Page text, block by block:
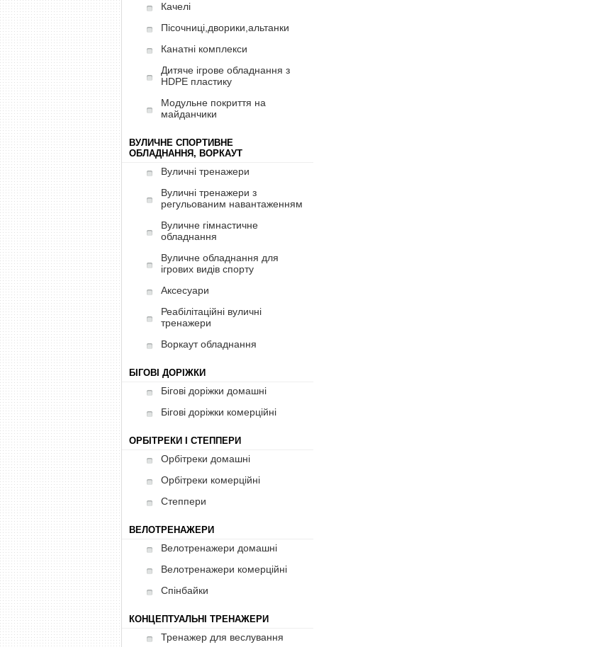
Качелі
Пісочниці,дворики,альтанки
Канатні комплекси
Дитяче ігрове обладнання з
HDPE пластику
Модульне покриття на
майданчики
ВУЛИЧНЕ СПОРТИВНЕ
ОБЛАДНАННЯ, ВОРКАУТ
Вуличні тренажери
Вуличні тренажери з
регульованим навантаженням
Вуличне гімнастичне
обладнання
Вуличне обладнання для
ігрових видів спорту
Аксесуари
Реабілітаційні вуличні
тренажери
Воркаут обладнання
БІГОВІ ДОРІЖКИ
Бігові доріжки домашні
Бігові доріжки комерційні
ОРБІТРЕКИ І СТЕППЕРИ
Орбітреки домашні
Орбітреки комерційні
Степпери
ВЕЛОТРЕНАЖЕРИ
Велотренажери домашні
Велотренажери комерційні
Спінбайки
КОНЦЕПТУАЛЬНІ ТРЕНАЖЕРИ
Тренажер для веслування